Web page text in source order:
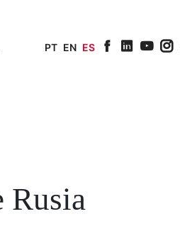
PT EN ES
Rusia